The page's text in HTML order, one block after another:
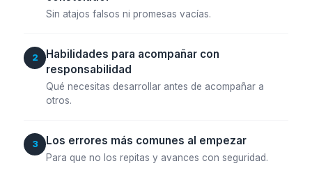
Sin atajos falsos ni promesas vacías.
2
Habilidades para acompañar con
responsabilidad
Qué necesitas desarrollar antes de acompañar a
otros.
3 Los errores más comunes al empezar
Para que no los repitas y avances con seguridad.